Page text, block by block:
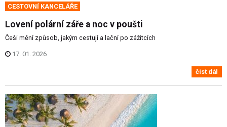
CESTOVNÍ KANCELÁŘE
Lovení polární záře a noc v poušti
Češi mění způsob, jakým cestují a lační po zážitcích
17. 01. 2026
číst dál